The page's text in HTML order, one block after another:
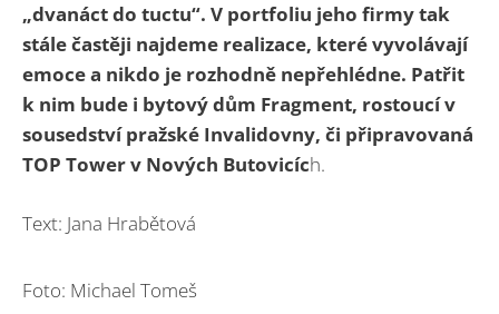
„dvanáct do tuctu“. V portfoliu jeho firmy tak
stále častěji najdeme realizace, které vyvolávají
emoce a nikdo je rozhodně nepřehlédne. Patřit
k nim bude i bytový dům Fragment, rostoucí v
sousedství pražské Invalidovny, či připravovaná
TOP Tower v Nových Butovicích.
Text: Jana Hrabětová
Foto: Michael Tomeš